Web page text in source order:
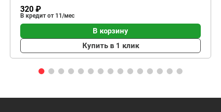
320 ₽
В кредит от 11/мес
В корзину
Купить в 1 клик